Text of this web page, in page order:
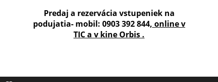
Predaj a rezervácia vstupeniek na
podujatia- mobil: 0903 392 844, online v
TIC a v kine Orbis .